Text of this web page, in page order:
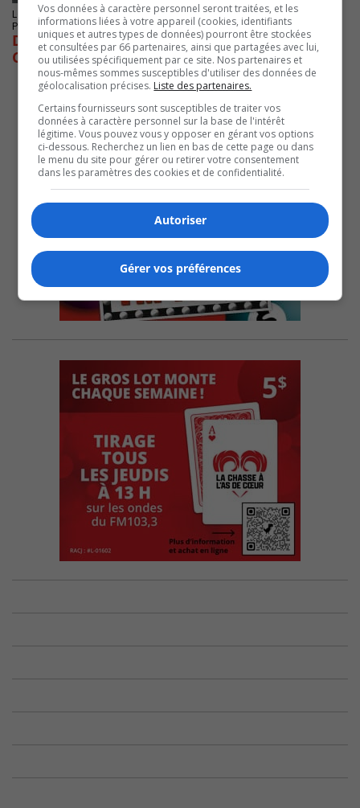
LONGUEUIL
Publié le 7 novembre 2023 à 12h12
Des joueurs longueuillois vont participer à la
Coupe Canada de l’Est
Vos données à caractère personnel seront traitées, et les
informations liées à votre appareil (cookies, identifiants
uniques et autres types de données) pourront être stockées
et consultées par 66 partenaires, ainsi que partagées avec lui,
ou utilisées spécifiquement par ce site. Nos partenaires et
nous-mêmes sommes susceptibles d'utiliser des données de
géolocalisation précises. Liste des partenaires.
Certains fournisseurs sont susceptibles de traiter vos
données à caractère personnel sur la base de l'intérêt
légitime. Vous pouvez vous y opposer en gérant vos options
ci-dessous. Recherchez un lien en bas de cette page ou dans
le menu du site pour gérer ou retirer votre consentement
dans les paramètres des cookies et de confidentialité.
Autoriser
Gérer vos préférences